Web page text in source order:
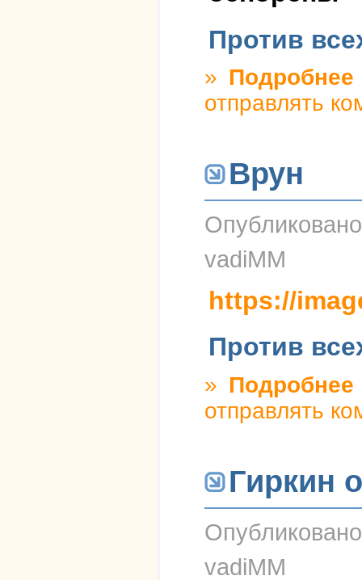
Против
» Подробнее
отправлять
Врун
vadiMM
https://
Против
» Подробнее
отправлять
Гиркин
vadiMM